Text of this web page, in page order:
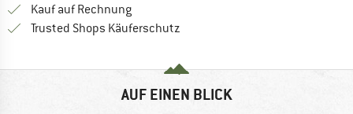
Kauf auf RechnungFinde die Zahlungs-Infos hier! Öffnet
Trusted Shops Käuferschutz
AUF EINEN BLICK